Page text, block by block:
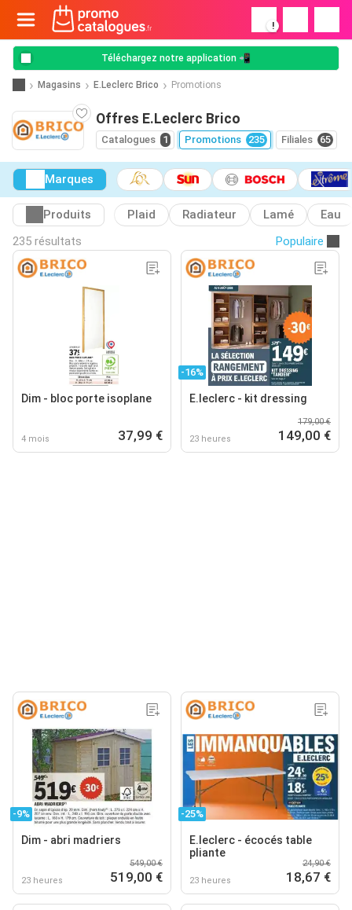
!
Téléchargez notre application 📲
Magasins E.Leclerc Brico Promotions
Offres E.Leclerc Brico
Catalogues 1 Promotions 235 Filiales 65
Marques
Produits Plaid Radiateur Lamé
Eau
235 résultats
Populaire
Dim - bloc porte isoplane
4 mois 37,99 €
-16%
E.leclerc - kit dressing
23 heures
179,00 €
149,00 €
-9%
Dim - abri madriers
23 heures
549,00 €
519,00 €
-25%
E.leclerc - écocés table
pliante
23 heures
24,90 €
18,67 €